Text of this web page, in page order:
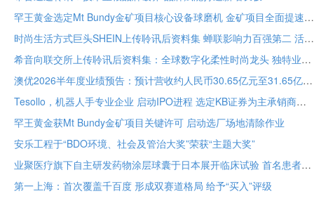
罕王黄金选定Mt Bundy金矿项目核心设备球磨机 金矿项目全面提速
时尚生活方式巨头SHEIN上传聆讯后资料集 蝉联影响力百强第二 活跃顾客达2.73亿
希音向联交所上传聆讯后资料集：全球数字化柔性时尚龙头 独特业务模式构筑坚固护城河
澳优2026半年度业绩预告：预计营收约人民币30.65亿元至31.65亿元 核心业务基础保持稳定
Tesollo，机器人手专业企业 启动IPO进程 选定KB证券为主承销商
罕王黄金获Mt Bundy金矿项目关键许可 启动选厂场地清除作业
安乐工程于“BDO环境、社会及管治大奖”荣获“主题大奖”
业聚医疗旗下自主研发药物涂层球囊于日本展开临床试验 首名患者已入组
第一上海：首次覆盖千百度 形成双赛道格局 给予“买入”评级